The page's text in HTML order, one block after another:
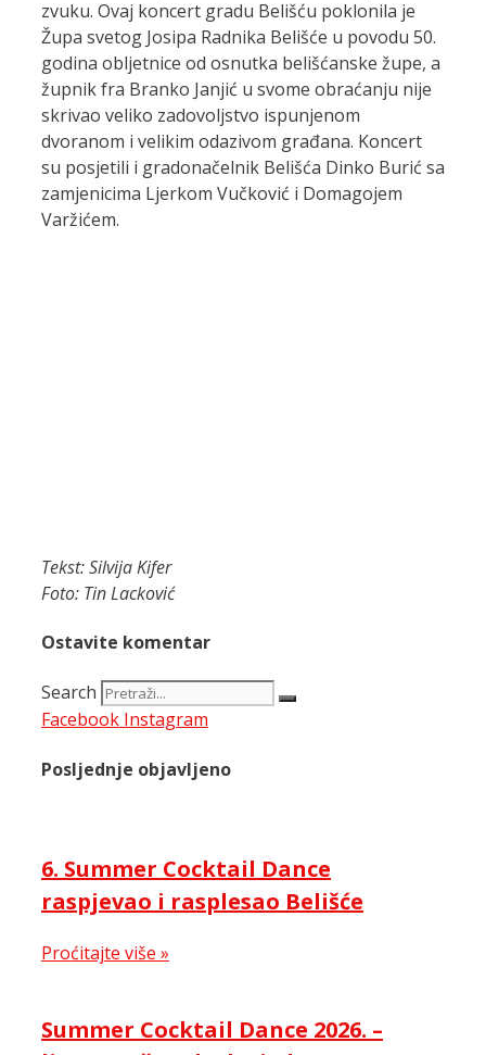
zvuku. Ovaj koncert gradu Belišću poklonila je
Župa svetog Josipa Radnika Belišće u povodu 50.
godina obljetnice od osnutka belišćanske župe, a
župnik fra Branko Janjić u svome obraćanju nije
skrivao veliko zadovoljstvo ispunjenom
dvoranom i velikim odazivom građana. Koncert
su posjetili i gradonačelnik Belišća Dinko Burić sa
zamjenicima Ljerkom Vučković i Domagojem
Varžićem.
Tekst: Silvija Kifer
Foto: Tin Lacković
Ostavite komentar
Search
Facebook Instagram
Posljednje objavljeno
6. Summer Cocktail Dance
raspjevao i rasplesao Belišće
Proćitajte više »
Summer Cocktail Dance 2026. –